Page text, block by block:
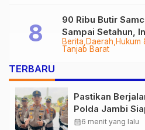
Berita Daerah Hukum
Tanjab Barat
90 Ribu Butir
Sampai Setahun,
Audit Menyeluruh
TERBARU
Pastikan
Polda Jambi
Berlapis untuk
calendar_month6 menit yang lalu